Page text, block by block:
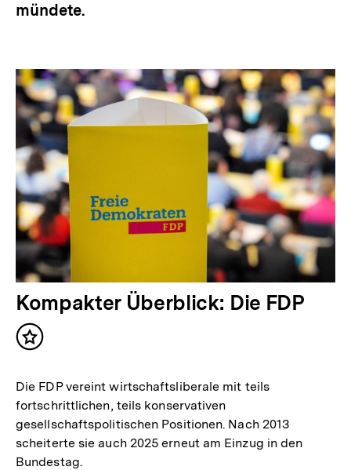
mündete.
Kompakter Überblick: Die FDP
Inhalt
Die FDP vereint wirtschaftsliberale mit teils
fortschrittlichen, teils konservativen
gesellschaftspolitischen Positionen. Nach 2013
scheiterte sie auch 2025 erneut am Einzug in den
Bundestag.